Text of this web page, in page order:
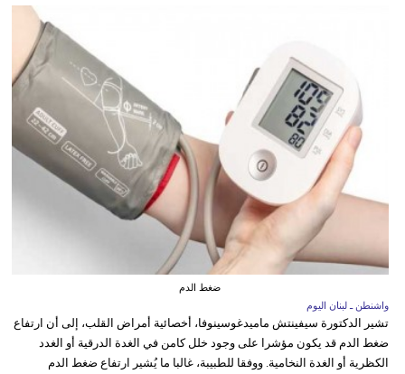
ضغط الدم
واشنطن ـ لبنان اليوم
تشير الدكتورة سيفينتش ماميدغوسينوفا، أخصائية أمراض القلب، إلى أن ارتفاع
ضغط الدم قد يكون مؤشرا على وجود خلل كامن في الغدة الدرقية أو الغدد
الكظرية أو الغدة النخامية. ووفقا للطبيبة، غالبا ما يُشير ارتفاع ضغط الدم